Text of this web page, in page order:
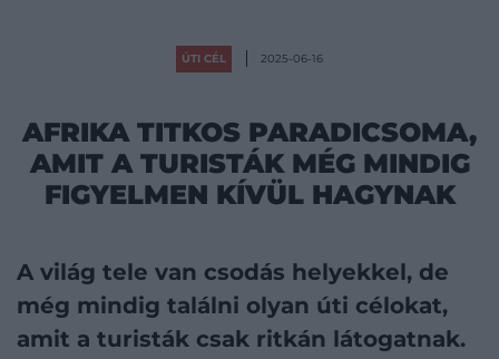
ÚTI CÉL 2025-06-16
AFRIKA TITKOS PARADICSOMA,
AMIT A TURISTÁK MÉG MINDIG
FIGYELMEN KÍVÜL HAGYNAK
A világ tele van csodás helyekkel, de
még mindig találni olyan úti célokat,
amit a turisták csak ritkán látogatnak.